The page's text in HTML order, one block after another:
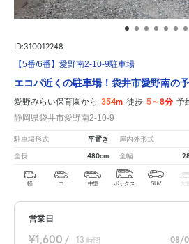
ID:310012248
【5番/6番】愛野南2-10-9駐車場
エコパ近くの駐車場！袋井市愛野南の
愛野みらい保育園から 354m 徒歩 5～8分 予
静岡県袋井市愛野南2-10-9
駐車場形式 平置き 屋内外形式
全長 480cm 全幅
軽 コ 中型 ボックス SUV 大
営業日
¥1,600 / 13 時間 08/